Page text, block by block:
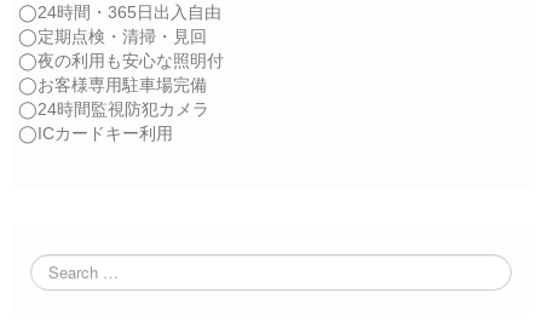
◯24時間・365日出入自由
◯定期点検・清掃・見回
◯夜の利用も安心な照明付
◯お客様専用駐車場完備
◯24時間監視防犯カメラ
◯ICカードキー利用